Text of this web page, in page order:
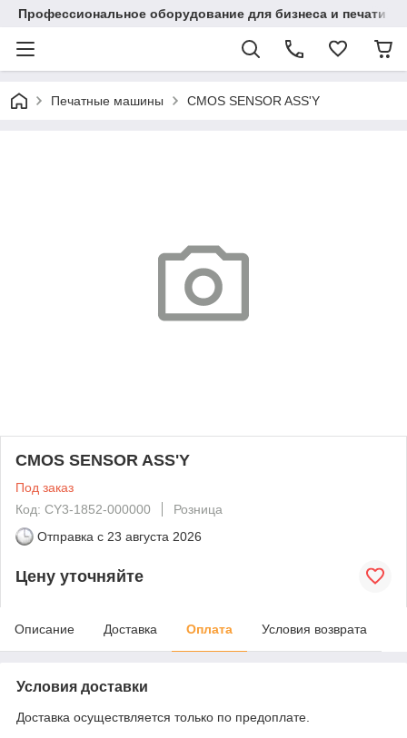
Профессиональное оборудование для бизнеса и печати в
Печатные машины CMOS SENSOR ASS'Y
CMOS SENSOR ASS'Y
Под заказ
Код: CY3-1852-000000
Розница
Отправка с 23 августа 2026
Цену уточняйте
Описание Доставка Оплата Условия возврата
Условия доставки
Доставка осуществляется только по предоплате.